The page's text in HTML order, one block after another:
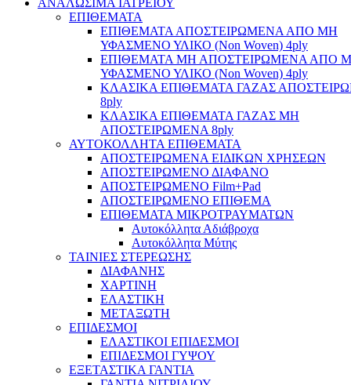
ΑΝΑΛΩΣΙΜΑ ΙΑΤΡΕΙΟΥ
ΕΠΙΘΕΜΑΤΑ
ΕΠΙΘΕΜΑΤΑ ΑΠΟΣΤΕΙΡΩΜΕΝΑ ΑΠΟ ΜΗ
ΥΦΑΣΜΕΝΟ ΥΛΙΚΟ (Non Woven) 4ply
ΕΠΙΘΕΜΑΤΑ ΜΗ ΑΠΟΣΤΕΙΡΩΜΕΝΑ ΑΠΟ
ΥΦΑΣΜΕΝΟ ΥΛΙΚΟ (Non Woven) 4ply
ΚΛΑΣΙΚΑ ΕΠΙΘΕΜΑΤΑ ΓΑΖΑΣ
8ply
ΚΛΑΣΙΚΑ ΕΠΙΘΕΜΑΤΑ ΓΑΖΑΣ ΜΗ
ΑΠΟΣΤΕΙΡΩΜΕΝΑ 8ply
ΑΥΤΟΚΟΛΛΗΤΑ ΕΠΙΘΕΜΑΤΑ
ΑΠΟΣΤΕΙΡΩΜΕΝΑ ΕΙΔΙΚΩΝ ΧΡΗΣΕΩΝ
ΑΠΟΣΤΕΙΡΩΜΕΝΟ ΔΙΑΦΑΝΟ
ΑΠΟΣΤΕΙΡΩΜΕΝΟ Film+Pad
ΑΠΟΣΤΕΙΡΩΜΕΝΟ ΕΠΙΘΕΜΑ
ΕΠΙΘΕΜΑΤΑ ΜΙΚΡΟΤΡΑΥΜΑΤΩΝ
Αυτοκόλλητα Αδιάβροχα
Αυτοκόλλητα Μύτης
ΤΑΙΝΙΕΣ ΣΤΕΡΕΩΣΗΣ
ΔΙΑΦΑΝΗΣ
ΧΑΡΤΙΝΗ
ΕΛΑΣΤΙΚΗ
ΜΕΤΑΞΩΤΗ
ΕΠΙΔΕΣΜΟΙ
ΕΛΑΣΤΙΚΟΙ ΕΠΙΔΕΣΜΟΙ
ΕΠΙΔΕΣΜΟΙ ΓΥΨΟΥ
ΕΞΕΤΑΣΤΙΚΑ ΓΑΝΤΙΑ